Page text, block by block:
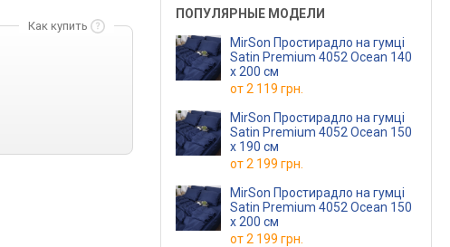
Как купить
ПОПУЛЯРНЫЕ МОДЕЛИ
MirSon Простирадло на гумці
Satin Premium 4052 Ocean 140
х 200 см
от2 119 грн.
MirSon Простирадло на гумці
Satin Premium 4052 Ocean 150
х 190 см
от2 199 грн.
MirSon Простирадло на гумці
Satin Premium 4052 Ocean 150
х 200 см
от2 199 грн.